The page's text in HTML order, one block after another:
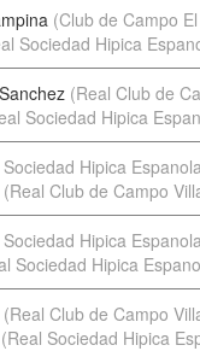
(Club de Campo
Sociedad Hipica
(Real Club de
Sociedad Hipica
Hipica
(Real Club de Campo
Hipica
Sociedad Hipica
(Real Club de Campo
(Real Sociedad Hipica